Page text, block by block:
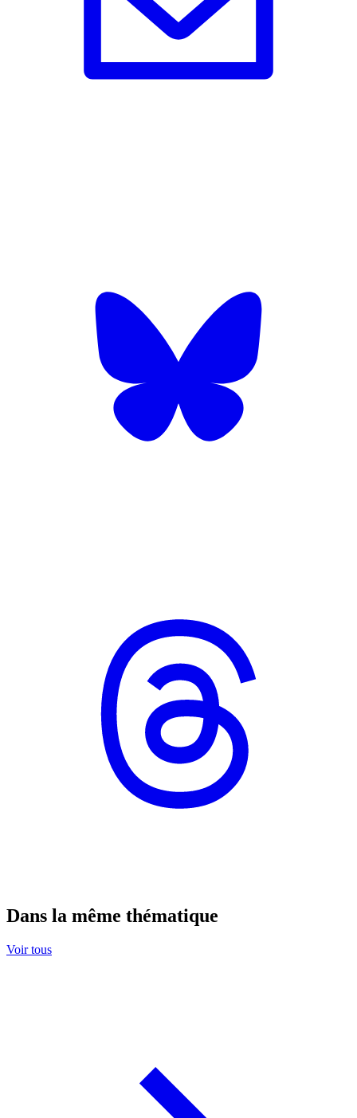
Dans la même thématique
Voir tous